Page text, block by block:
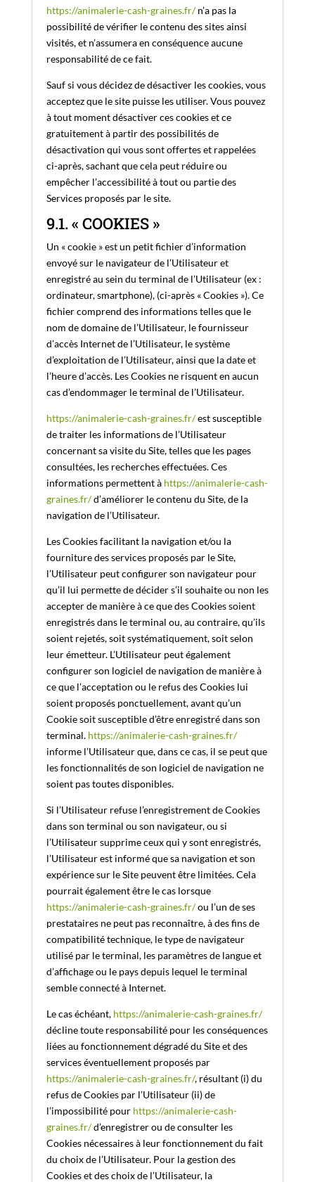
https://animalerie-cash-graines.fr/n’a pas la
possibilité de vérifier le contenu des sites ainsi
visités, et n’assumera en conséquence aucune
responsabilité de ce fait.
Sauf si vous décidez de désactiver les cookies, vous
acceptez que le site puisse les utiliser. Vous pouvez
à tout moment désactiver ces cookies et ce
gratuitement à partir des possibilités de
désactivation qui vous sont offertes et rappelées
ci-après, sachant que cela peut réduire ou
empêcher l’accessibilité à tout ou partie des
Services proposés par le site.
9.1. « COOKIES »
Un « cookie » est un petit fichier d’information
envoyé sur le navigateur de l’Utilisateur et
enregistré au sein du terminal de l’Utilisateur (ex :
ordinateur, smartphone), (ci-après « Cookies »). Ce
fichier comprend des informations telles que le
nom de domaine de l’Utilisateur, le fournisseur
d’accès Internet de l’Utilisateur, le système
d’exploitation de l’Utilisateur, ainsi que la date et
l’heure d’accès. Les Cookies ne risquent en aucun
cas d’endommager le terminal de l’Utilisateur.
https://animalerie-cash-graines.fr/est susceptible
de traiter les informations de l’Utilisateur
concernant sa visite du Site, telles que les pages
consultées, les recherches effectuées. Ces
informations permettent à https://animalerie-cash-
graines.fr/d’améliorer le contenu du Site, de la
navigation de l’Utilisateur.
Les Cookies facilitant la navigation et/ou la
fourniture des services proposés par le Site,
l’Utilisateur peut configurer son navigateur pour
qu’il lui permette de décider s’il souhaite ou non les
accepter de manière à ce que des Cookies soient
enregistrés dans le terminal ou, au contraire, qu’ils
soient rejetés, soit systématiquement, soit selon
leur émetteur. L’Utilisateur peut également
configurer son logiciel de navigation de manière à
ce que l’acceptation ou le refus des Cookies lui
soient proposés ponctuellement, avant qu’un
Cookie soit susceptible d’être enregistré dans son
terminal. https://animalerie-cash-graines.fr/
informe l’Utilisateur que, dans ce cas, il se peut que
les fonctionnalités de son logiciel de navigation ne
soient pas toutes disponibles.
Si l’Utilisateur refuse l’enregistrement de Cookies
dans son terminal ou son navigateur, ou si
l’Utilisateur supprime ceux qui y sont enregistrés,
l’Utilisateur est informé que sa navigation et son
expérience sur le Site peuvent être limitées. Cela
pourrait également être le cas lorsque
https://animalerie-cash-graines.fr/ou l’un de ses
prestataires ne peut pas reconnaître, à des fins de
compatibilité technique, le type de navigateur
utilisé par le terminal, les paramètres de langue et
d’affichage ou le pays depuis lequel le terminal
semble connecté à Internet.
Le cas échéant, https://animalerie-cash-graines.fr/
décline toute responsabilité pour les conséquences
liées au fonctionnement dégradé du Site et des
services éventuellement proposés par
https://animalerie-cash-graines.fr/, résultant (i) du
refus de Cookies par l’Utilisateur (ii) de
l’impossibilité pour https://animalerie-cash-
graines.fr/d’enregistrer ou de consulter les
Cookies nécessaires à leur fonctionnement du fait
du choix de l’Utilisateur. Pour la gestion des
Cookies et des choix de l’Utilisateur, la